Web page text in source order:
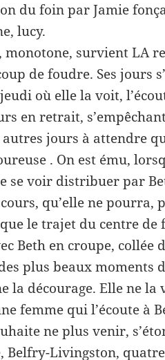
du foin par Jamie
lucy.
survient LA
de foudre. Ses jours
où elle la voit,
en retrait,
jours à attendre
. On est ému,
se voir distribuer par
qu’elle ne pourra,
le trajet du centre de
Beth en croupe, collée
plus beaux moments
la décourage. Elle ne
femme qui l’écoute à
ne plus venir,
Belfry-Livingston,